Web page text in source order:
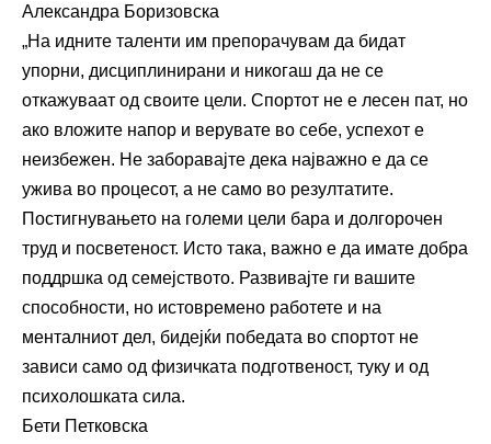
Александра Боризовска
„На идните таленти им препорачувам да бидат
упорни, дисциплинирани и никогаш да не се
откажуваат од своите цели. Спортот не е лесен пат, но
ако вложите напор и верувате во себе, успехот е
неизбежен. Не заборавајте дека најважно е да се
ужива во процесот, а не само во резултатите.
Постигнувањето на големи цели бара и долгорочен
труд и посветеност. Исто така, важно е да имате добра
поддршка од семејството. Развивајте ги вашите
способности, но истовремено работете и на
менталниот дел, бидејќи победата во спортот не
зависи само од физичката подготвеност, туку и од
психолошката сила.
Бети Петковска